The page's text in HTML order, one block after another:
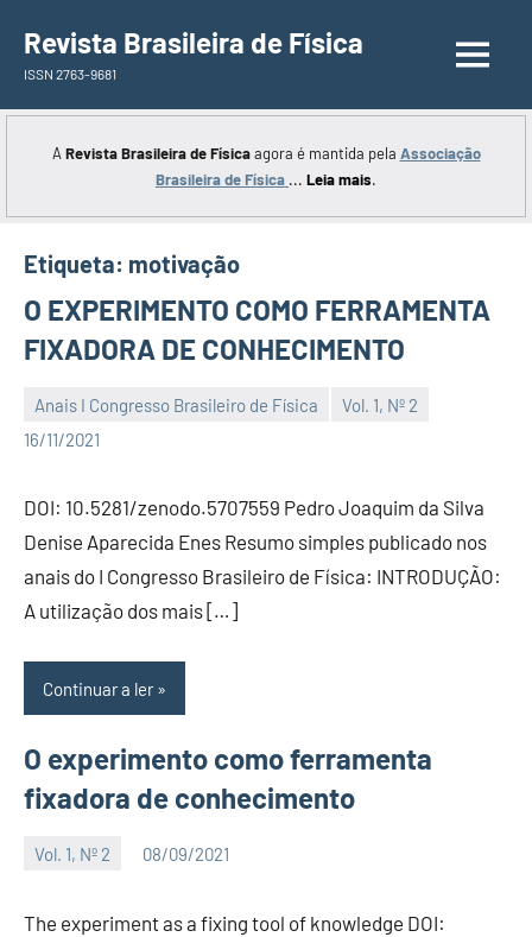
para
conteúdo
Revista Brasileira de Física
ISSN 2763-9681
A Revista Brasileira de Físicaagora é mantida pela Associação
Brasileira de Física ... Leia mais.
Etiqueta: motivação
O EXPERIMENTO COMO FERRAMENTA
FIXADORA DE CONHECIMENTO
Anais I Congresso Brasileiro de Física
Vol. 1, Nº 2
16/11/2021
Editor
DOI: 10.5281/zenodo.5707559 Pedro Joaquim da Silva
Denise Aparecida Enes Resumo simples publicado nos
anais do I Congresso Brasileiro de Física: INTRODUÇÃO:
A utilização dos mais […]
Continuar a ler
O experimento como ferramenta
fixadora de conhecimento
Vol. 1, Nº 2 08/09/2021
The experiment as a fixing tool of knowledge DOI: